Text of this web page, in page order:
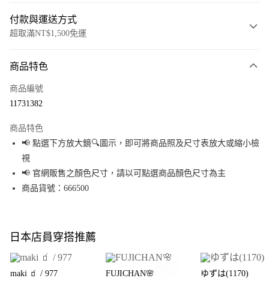
付款與運送方式
超取滿NT$1,500免運
信用卡一次付款
Apple Pay
街口支付
悠遊付
全盈+PAY
大哥付你分期
商品特色
商品編號
11731382
商品特色
📢 點選下方放大鏡🔍圖示，即可將商品照及尺寸表放大或縮小檢
視
📢 官網販售之顏色尺寸，請以可點選商品顏色尺寸為主
商品貨號：666500
日本店員穿搭推薦
maki 🧃 / 977 FUJICHAN🌸 ゆずは(1170)